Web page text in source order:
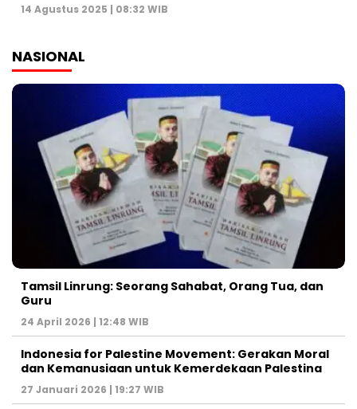
14 Agustus 2025 | 08:32 WIB
NASIONAL
Tamsil Linrung: Seorang Sahabat, Orang Tua, dan
Guru
24 April 2026 | 12:48 WIB
Indonesia for Palestine Movement: Gerakan Moral
dan Kemanusiaan untuk Kemerdekaan Palestina
27 Januari 2026 | 19:27 WIB